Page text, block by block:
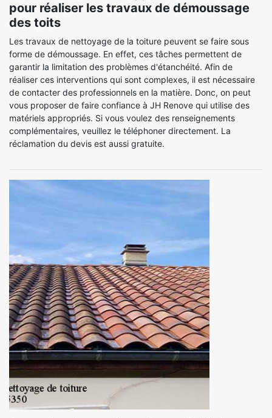
pour réaliser les travaux de démoussage
des toits
Les travaux de nettoyage de la toiture peuvent se faire sous
forme de démoussage. En effet, ces tâches permettent de
garantir la limitation des problèmes d'étanchéité. Afin de
réaliser ces interventions qui sont complexes, il est nécessaire
de contacter des professionnels en la matière. Donc, on peut
vous proposer de faire confiance à JH Renove qui utilise des
matériels appropriés. Si vous voulez des renseignements
complémentaires, veuillez le téléphoner directement. La
réclamation du devis est aussi gratuite.